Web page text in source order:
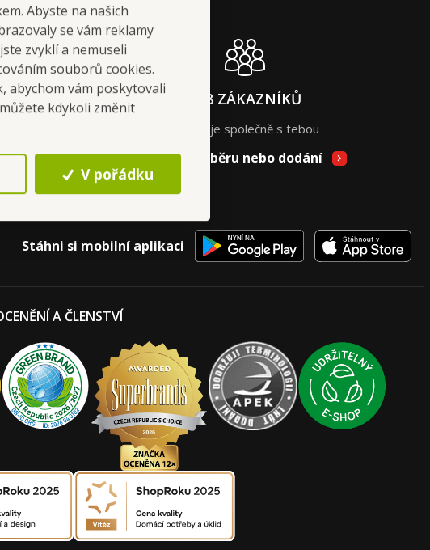
Abyste na našich
se vám reklamy
zvyklí a nemuseli
souborů cookies.
abychom vám poskytovali
kdykoli změnit
V pořádku
618 ZÁKAZNÍKŮ
nakupuje společně s tebou
Ihned k odběru nebo dodání
Stáhni si mobilní aplikaci
A ČLENSTVÍ